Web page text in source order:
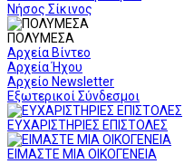
Νήσος Σίκινος
ΠΟΛΥΜΕΣΑ
Αρχεία Βίντεο
Αρχεία Ήχου
Αρχείο Newsletter
Εξωτερικοί Σύνδεσμοι
ΕΥΧΑΡΙΣΤΗΡΙΕΣ ΕΠΙΣΤΟΛΕΣ
ΕΙΜΑΣΤΕ ΜΙΑ ΟΙΚΟΓΕΝΕΙΑ